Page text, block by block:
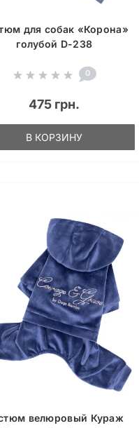
для собак «Корона»
голубой D-238
0
475 грн.
В КОРЗИНУ
велюровый Кураж